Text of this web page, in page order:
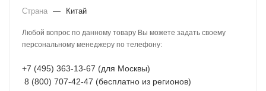
Страна — Китай
Любой вопрос по данному товару Вы можете задать своему
персональному менеджеру по телефону:
+7 (495) 363-13-67 (для Москвы)
8 (800) 707-42-47 (бесплатно из регионов)